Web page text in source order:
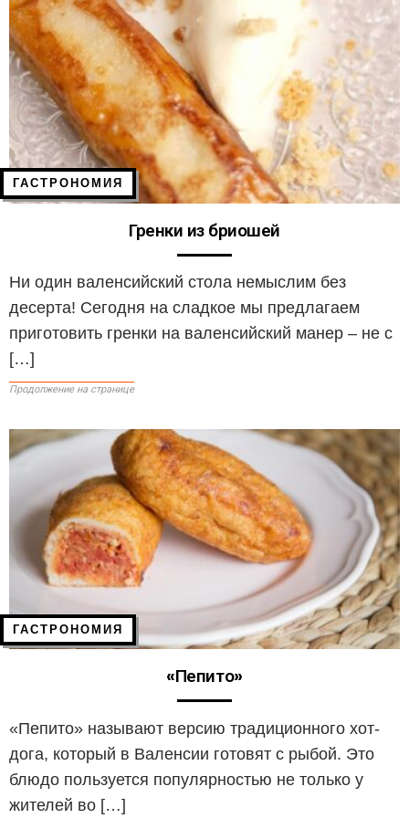
ГАСТРОНОМИЯ
Гренки из бриошей
Ни один валенсийский стола немыслим без
десерта! Сегодня на сладкое мы предлагаем
приготовить гренки на валенсийский манер – не с
[…]
Продолжение на странице
ГАСТРОНОМИЯ
«Пепито»
«Пепито» называют версию традиционного хот-
дога, который в Валенсии готовят с рыбой. Это
блюдо пользуется популярностью не только у
жителей во […]